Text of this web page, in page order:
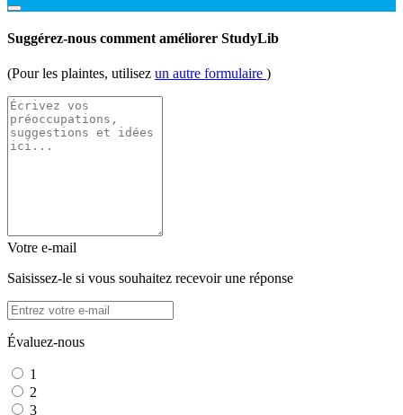
Suggérez-nous comment améliorer StudyLib
(Pour les plaintes, utilisez un autre formulaire )
Votre e-mail
Saisissez-le si vous souhaitez recevoir une réponse
Évaluez-nous
1
2
3